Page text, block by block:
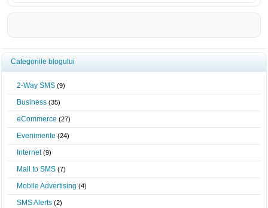
Categoriile blogului
2-Way SMS (9)
Business (35)
eCommerce (27)
Evenimente (24)
Internet(9)
Mail to SMS (7)
Mobile Advertising (4)
SMS Alerts (2)